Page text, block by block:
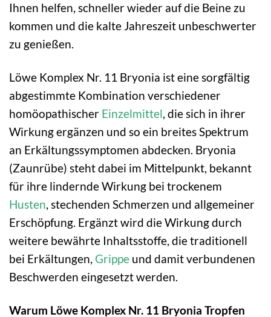
Ihnen helfen, schneller wieder auf die Beine zu
kommen und die kalte Jahreszeit unbeschwerter
zu genießen.
Löwe Komplex Nr. 11 Bryonia ist eine sorgfältig
abgestimmte Kombination verschiedener
homöopathischer Einzelmittel, die sich in ihrer
Wirkung ergänzen und so ein breites Spektrum
an Erkältungssymptomen abdecken. Bryonia
(Zaunrübe) steht dabei im Mittelpunkt, bekannt
für ihre lindernde Wirkung bei trockenem
Husten, stechenden Schmerzen und allgemeiner
Erschöpfung. Ergänzt wird die Wirkung durch
weitere bewährte Inhaltsstoffe, die traditionell
bei Erkältungen, Grippe und damit verbundenen
Beschwerden eingesetzt werden.
Warum Löwe Komplex Nr. 11 Bryonia Tropfen